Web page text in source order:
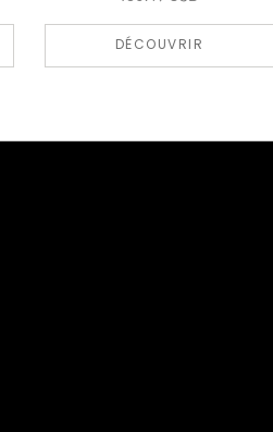
DÉCOUVRIR